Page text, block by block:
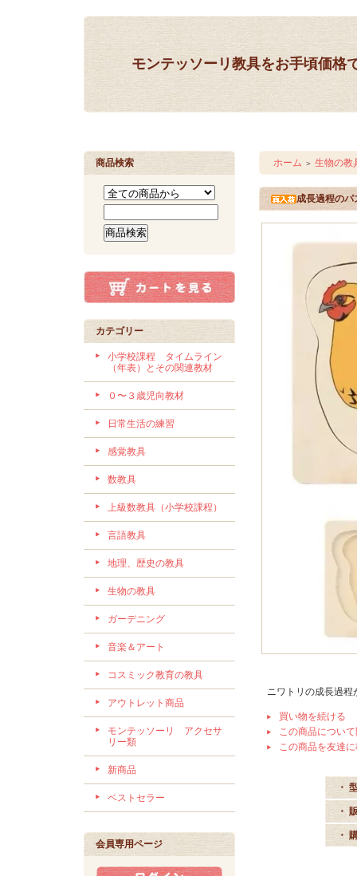
モンテッソーリ教具をお手頃価格
商品検索
カテゴリー
小学校課程 タイムライン
（年表）とその関連教材
０〜３歳児向教材
日常生活の練習
感覚教具
数教具
上級数教具（小学校課程）
言語教具
地理、歴史の教具
生物の教具
ガーデニング
音楽＆アート
コスミック教育の教具
アウトレット商品
モンテッソーリ アクセサ
リー類
新商品
ベストセラー
会員専用ページ
ホーム ＞ 生物の教
成長過程のパ
ニワトリの成長過
買い物を続ける
この商品につい
この商品を友達
・
・
・